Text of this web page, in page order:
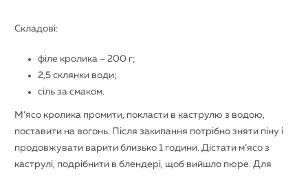
Складові:
філе кролика – 200 г;
2,5 склянки води;
сіль за смаком.
М’ясо кролика промити, покласти в каструлю з водою,
поставити на вогонь. Після закипання потрібно зняти піну і
продовжувати варити близько 1 години. Дістати м’ясо з
каструлі, подрібнити в блендері, щоб вийшло пюре. Для